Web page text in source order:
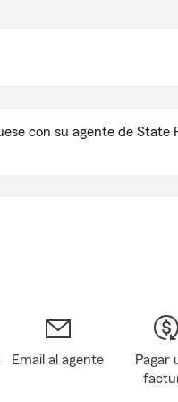
con su agente de State
Email al agente
Pagar